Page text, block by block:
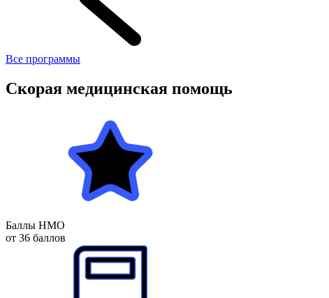
Все программы
Скорая медицинская помощь
Баллы НМО
от 36 баллов